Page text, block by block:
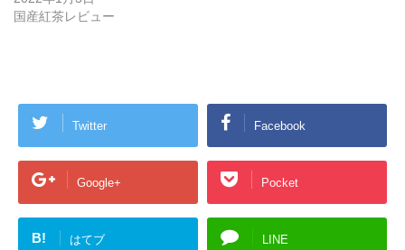
国産紅茶レビュー
Twitter Facebook
Google+ Pocket
B! はてブ LINE